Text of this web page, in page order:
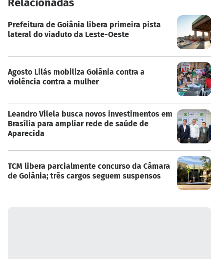
Relacionadas
Prefeitura de Goiânia libera primeira pista
lateral do viaduto da Leste-Oeste
Agosto Lilás mobiliza Goiânia contra a
violência contra a mulher
Leandro Vilela busca novos investimentos em
Brasília para ampliar rede de saúde de
Aparecida
TCM libera parcialmente concurso da Câmara
de Goiânia; três cargos seguem suspensos